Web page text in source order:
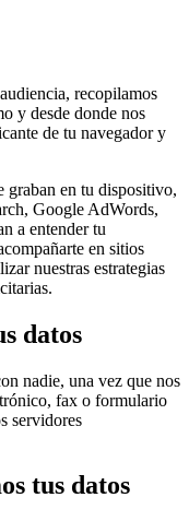
recopilamos
y desde donde nos
de tu navegador y
graban en tu dispositivo,
Google AdWords,
a entender tu
en sitios
nuestras estrategias
datos
nadie, una vez que nos
fax o formulario
servidores
tus datos